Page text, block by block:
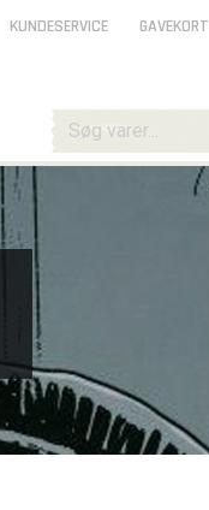
KUNDESERVICE GAVEKORT